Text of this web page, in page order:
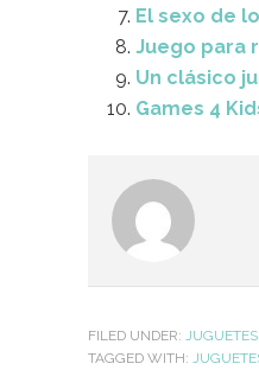
El sexo de
Juego para
Un clásico
Games 4
FILED UNDER: JUGUETES
TAGGED WITH: